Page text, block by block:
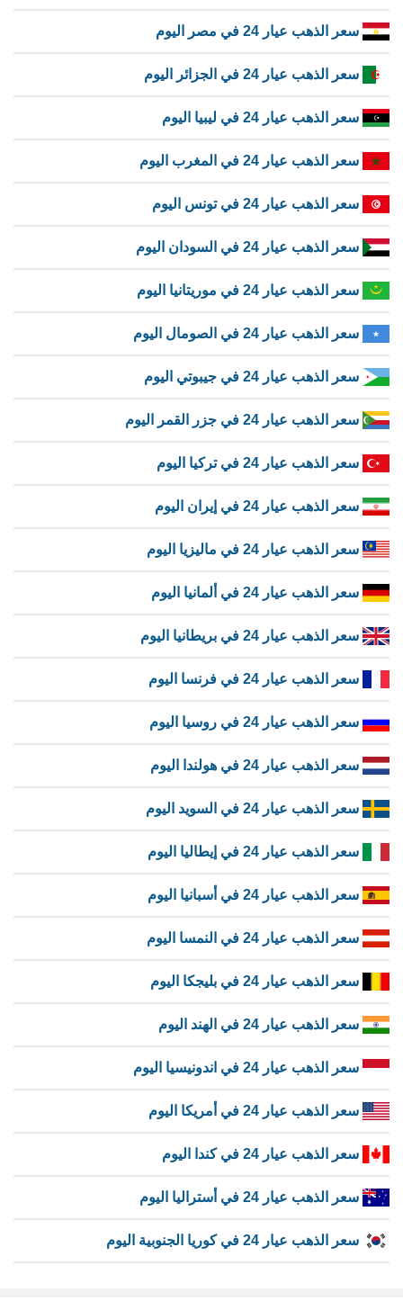
سعر الذهب عيار 24 في مصر اليوم
سعر الذهب عيار 24 في الجزائر اليوم
سعر الذهب عيار 24 في ليبيا اليوم
سعر الذهب عيار 24 في المغرب اليوم
سعر الذهب عيار 24 في تونس اليوم
سعر الذهب عيار 24 في السودان اليوم
سعر الذهب عيار 24 في موريتانيا اليوم
سعر الذهب عيار 24 في الصومال اليوم
سعر الذهب عيار 24 في جيبوتي اليوم
سعر الذهب عيار 24 في جزر القمر اليوم
سعر الذهب عيار 24 في تركيا اليوم
سعر الذهب عيار 24 في إيران اليوم
سعر الذهب عيار 24 في ماليزيا اليوم
سعر الذهب عيار 24 في ألمانيا اليوم
سعر الذهب عيار 24 في بريطانيا اليوم
سعر الذهب عيار 24 في فرنسا اليوم
سعر الذهب عيار 24 في روسيا اليوم
سعر الذهب عيار 24 في هولندا اليوم
سعر الذهب عيار 24 في السويد اليوم
سعر الذهب عيار 24 في إيطاليا اليوم
سعر الذهب عيار 24 في أسبانيا اليوم
سعر الذهب عيار 24 في النمسا اليوم
سعر الذهب عيار 24 في بليجكا اليوم
سعر الذهب عيار 24 في الهند اليوم
سعر الذهب عيار 24 في اندونيسيا اليوم
سعر الذهب عيار 24 في أمريكا اليوم
سعر الذهب عيار 24 في كندا اليوم
سعر الذهب عيار 24 في أستراليا اليوم
سعر الذهب عيار 24 في كوريا الجنوبية اليوم